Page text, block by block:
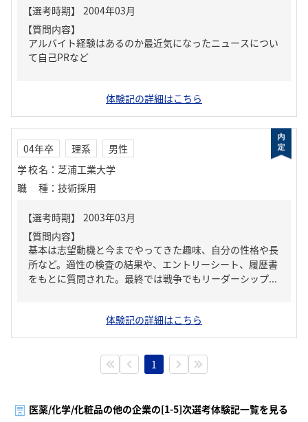
【質問内容】
アルバイト経験はあるのか最近気になったニュースについ
て自己PRなど
体験記の詳細はこちら
04年卒 理系
男性
学校名 ： 芝浦工業大学
職種 ： 技術採用
【質問内容】
基本は志望動機と今までやってきた趣味、自分の性格や長
所など。適性の検査の結果や、エントリーシート、履歴書
をもとに質問された。最終では戦争でもリーダーシップ...
体験記の詳細はこちら
1
医薬/化学/化粧品の他の企業の[1-5]次選考体験記一覧を見る